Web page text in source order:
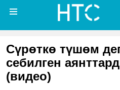
Сүрөткө түшөм
себилген
(видео)